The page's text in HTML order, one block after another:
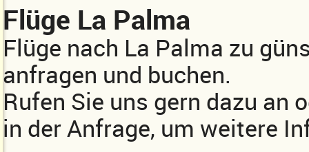
Flüge La Palma
Flüge nach La Palma zu
anfragen und buchen.
Rufen Sie uns gern dazu an
in der Anfrage, um weitere